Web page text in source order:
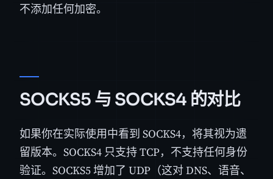
不添加任何加密。
SOCKS5 与 SOCKS4 的对比
如果你在实际使用中看到 SOCKS4，将其视为遗
留版本。SOCKS4 只支持 TCP，不支持任何身份
验证。SOCKS5 增加了 UDP（这对 DNS、语音、